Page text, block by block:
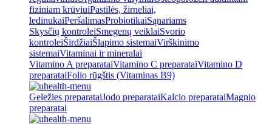
fiziniam krūviuiPastilės, žirneliai,
ledinukaiPeršalimasProbiotikaiSąnariams
Skysčių kontroleiSmegenų veiklaiSvorio
kontroleiŠirdžiaiŠlapimo sistemaiVirškinimo
sistemaiVitaminai ir mineralai
Vitamino A preparataiVitamino C preparataiVitamino D
preparataiFolio rūgštis (Vitaminas B9)
Geležies preparataiJodo preparataiKalcio preparataiMagnio
preparatai